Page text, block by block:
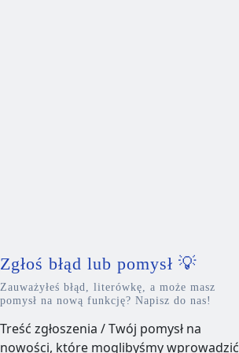
Zgłoś błąd lub pomysł 💡
Zauważyłeś błąd, literówkę, a może masz
pomysł na nową funkcję? Napisz do nas!
Treść zgłoszenia / Twój pomysł na
nowości, które moglibyśmy wprowadzić